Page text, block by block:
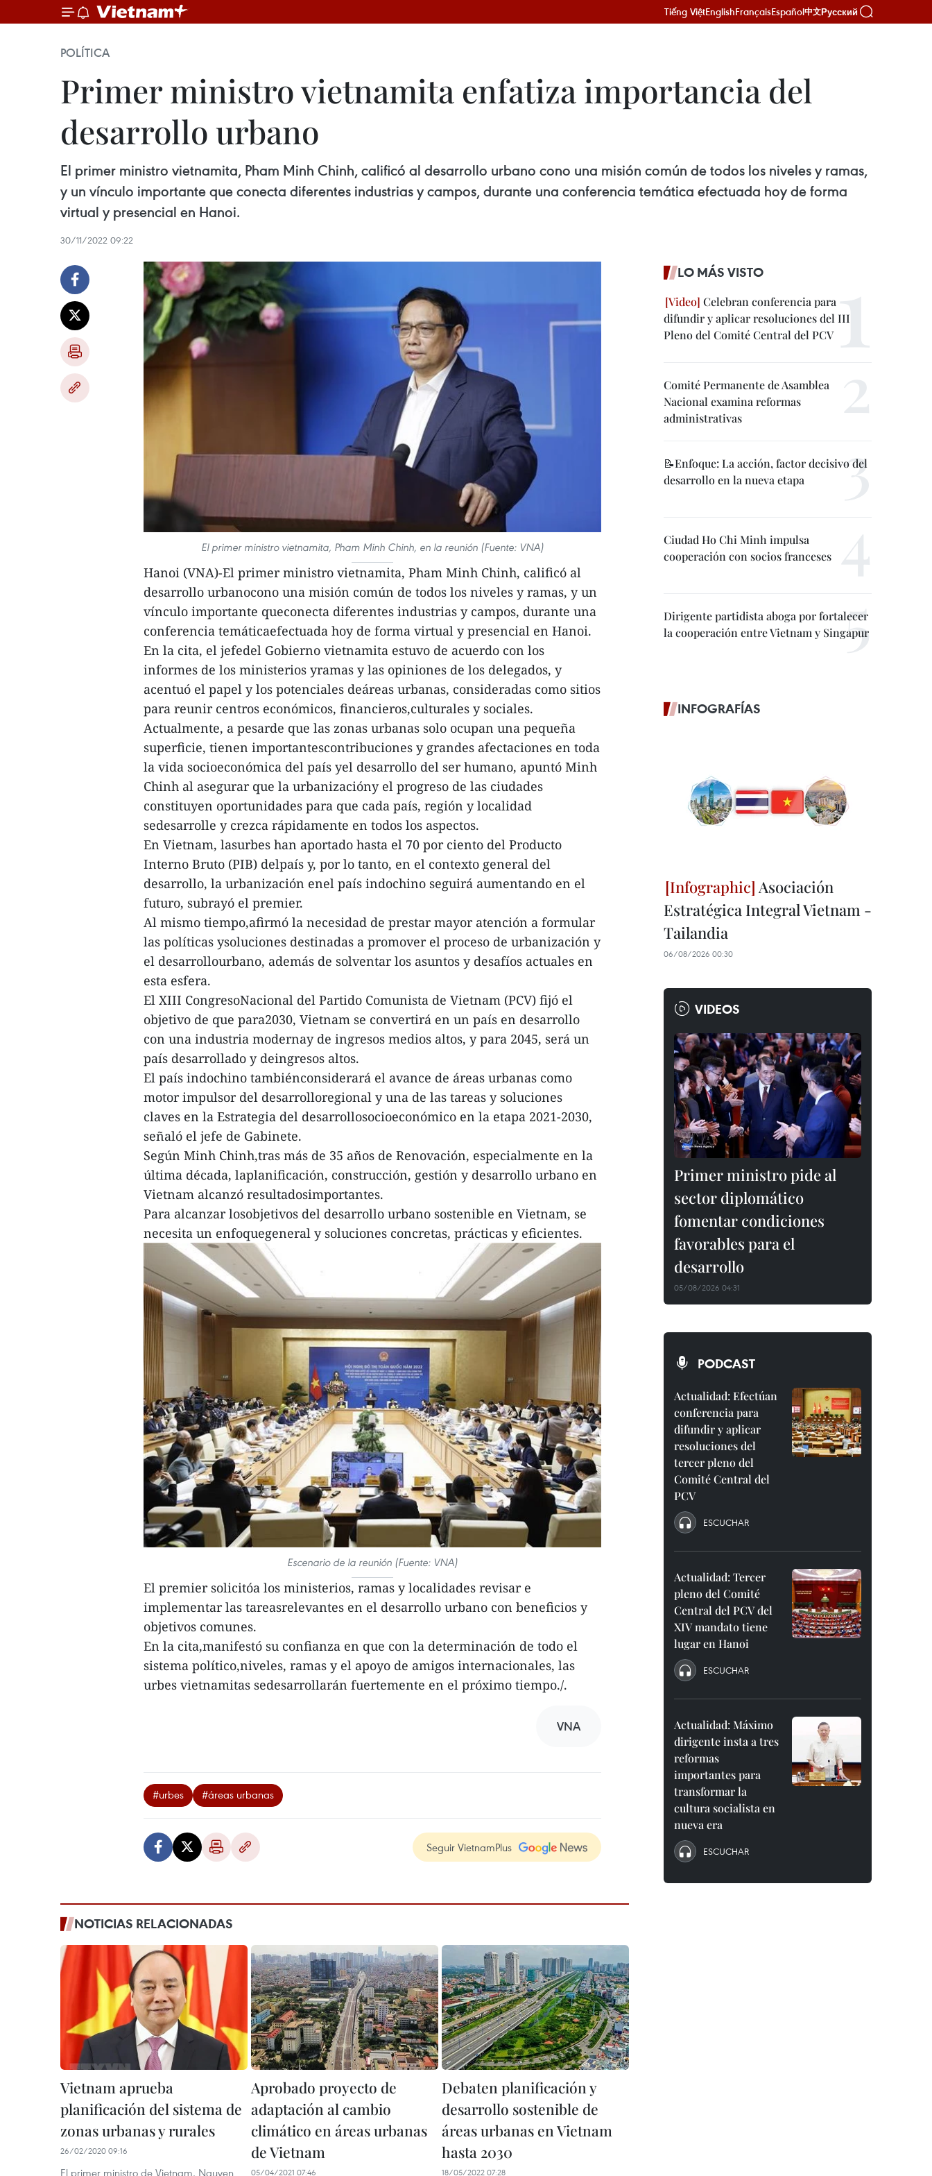
Tiếng ViệtEnglishFrançaisEspañol中文Русский
POLÍTICA
Primer ministro vietnamita enfatiza importancia del
desarrollo urbano
El primer ministro vietnamita, Pham Minh Chinh, calificó al desarrollo urbano cono una misión común de todos los niveles y ramas,
y un vínculo importante que conecta diferentes industrias y campos, durante una conferencia temática efectuada hoy de forma
virtual y presencial en Hanoi.
30/11/2022 09:22
El primer ministro vietnamita, Pham Minh Chinh, en la reunión (Fuente: VNA)
Hanoi (VNA)-El primer ministro vietnamita, Pham Minh Chinh, calificó al
desarrollo urbanocono una misión común de todos los niveles y ramas, y un
vínculo importante queconecta diferentes industrias y campos, durante una
conferencia temáticaefectuada hoy de forma virtual y presencial en Hanoi.
En la cita, el jefedel Gobierno vietnamita estuvo de acuerdo con los
informes de los ministerios yramas y las opiniones de los delegados, y
acentuó el papel y los potenciales deáreas urbanas, consideradas como sitios
para reunir centros económicos, financieros,culturales y sociales.
Actualmente, a pesarde que las zonas urbanas solo ocupan una pequeña
superficie, tienen importantescontribuciones y grandes afectaciones en toda
la vida socioeconómica del país yel desarrollo del ser humano, apuntó Minh
Chinh al asegurar que la urbanizacióny el progreso de las ciudades
constituyen oportunidades para que cada país, región y localidad
sedesarrolle y crezca rápidamente en todos los aspectos.
En Vietnam, lasurbes han aportado hasta el 70 por ciento del Producto
Interno Bruto (PIB) delpaís y, por lo tanto, en el contexto general del
desarrollo, la urbanización enel país indochino seguirá aumentando en el
futuro, subrayó el premier.
Al mismo tiempo,afirmó la necesidad de prestar mayor atención a formular
las políticas ysoluciones destinadas a promover el proceso de urbanización y
el desarrollourbano, además de solventar los asuntos y desafíos actuales en
esta esfera.
El XIII CongresoNacional del Partido Comunista de Vietnam (PCV) fijó el
objetivo de que para2030, Vietnam se convertirá en un país en desarrollo
con una industria modernay de ingresos medios altos, y para 2045, será un
país desarrollado y deingresos altos.
El país indochino tambiénconsiderará el avance de áreas urbanas como
motor impulsor del desarrolloregional y una de las tareas y soluciones
claves en la Estrategia del desarrollosocioeconómico en la etapa 2021-2030,
señaló el jefe de Gabinete.
Según Minh Chinh,tras más de 35 años de Renovación, especialmente en la
última década, laplanificación, construcción, gestión y desarrollo urbano en
Vietnam alcanzó resultadosimportantes.
Para alcanzar losobjetivos del desarrollo urbano sostenible en Vietnam, se
necesita un enfoquegeneral y soluciones concretas, prácticas y eficientes.
Escenario de la reunión (Fuente: VNA)
El premier solicitóa los ministerios, ramas y localidades revisar e
implementar las tareasrelevantes en el desarrollo urbano con beneficios y
objetivos comunes.
En la cita,manifestó su confianza en que con la determinación de todo el
sistema político,niveles, ramas y el apoyo de amigos internacionales, las
urbes vietnamitas sedesarrollarán fuertemente en el próximo tiempo./.
VNA
#urbes #áreas urbanas
Seguir VietnamPlus
NOTICIAS RELACIONADAS
Vietnam aprueba
planificación del sistema de
zonas urbanas y rurales
26/02/2020 09:16
El primer ministro de Vietnam, Nguyen
Aprobado proyecto de
adaptación al cambio
climático en áreas urbanas
de Vietnam
05/04/2021 07:46
Debaten planificación y
desarrollo sostenible de
áreas urbanas en Vietnam
hasta 2030
18/05/2022 07:28
LO MÁS VISTO
Celebran conferencia para
difundir y aplicar resoluciones del III
Pleno del Comité Central del PCV
Comité Permanente de Asamblea
Nacional examina reformas
administrativas
📝Enfoque: La acción, factor decisivo del
desarrollo en la nueva etapa
Ciudad Ho Chi Minh impulsa
cooperación con socios franceses
Dirigente partidista aboga por fortalecer
la cooperación entre Vietnam y Singapur
INFOGRAFÍAS
Asociación
Estratégica Integral Vietnam -
Tailandia
06/08/2026 00:30
VIDEOS
Primer ministro pide al
sector diplomático
fomentar condiciones
favorables para el
desarrollo
05/08/2026 04:31
PODCAST
Actualidad: Efectúan
conferencia para
difundir y aplicar
resoluciones del
tercer pleno del
Comité Central del
PCV
ESCUCHAR
Actualidad: Tercer
pleno del Comité
Central del PCV del
XIV mandato tiene
lugar en Hanoi
ESCUCHAR
Actualidad: Máximo
dirigente insta a tres
reformas
importantes para
transformar la
cultura socialista en
nueva era
ESCUCHAR